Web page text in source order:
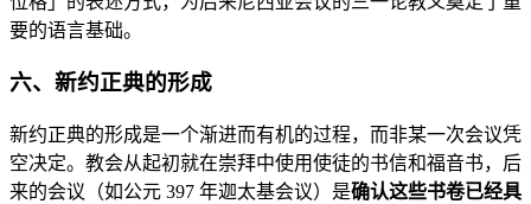
要的语言基础。
六、新约正典的形成
新约正典的形成是一个渐进而有机的过程，而非某一次会议凭
空决定。教会从起初就在崇拜中使用使徒的书信和福音书，后
来的会议（如公元 397 年迦太基会议）是确认这些书卷已经具